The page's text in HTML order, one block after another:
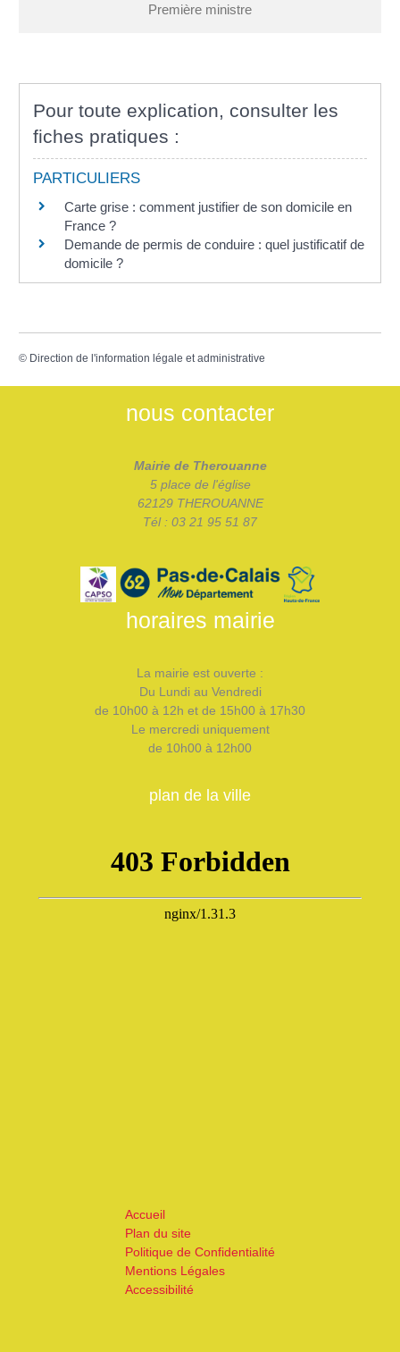
Première ministre
Pour toute explication, consulter les
fiches pratiques :
PARTICULIERS
Carte grise : comment justifier de son domicile en
France ?
Demande de permis de conduire : quel justificatif de
domicile ?
© Direction de l'information légale et administrative
nous contacter
Mairie de Therouanne
5 place de l'église
62129 THEROUANNE
Tél : 03 21 95 51 87
horaires mairie
La mairie est ouverte :
Du Lundi au Vendredi
de 10h00 à 12h et de 15h00 à 17h30
Le mercredi uniquement
de 10h00 à 12h00
plan de la ville
Accueil
Plan du site
Politique de Confidentialité
Mentions Légales
Accessibilité